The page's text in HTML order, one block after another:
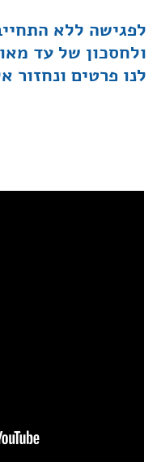
לפגישה ללא
ולחסכון של עד
לנו פרטים ונחזור